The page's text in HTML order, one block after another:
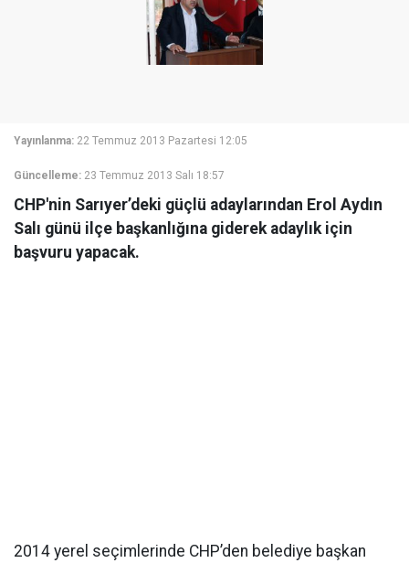
Yayınlanma: 22 Temmuz 2013 Pazartesi 12:05
Güncelleme: 23 Temmuz 2013 Salı 18:57
CHP'nin Sarıyer’deki güçlü adaylarından Erol Aydın
Salı günü ilçe başkanlığına giderek adaylık için
başvuru yapacak.
2014 yerel seçimlerinde CHP’den belediye başkan